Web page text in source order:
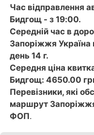
Час відправлення
Бидгощ - з 19:00.
Середній час в
Запоріжжя
день 14 г.
Середня ціна
Бидгощ: 4650.00
Перевізники, які
маршрут
ФОП.